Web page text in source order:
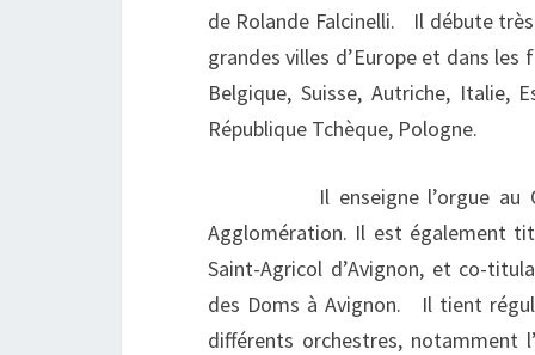
de Rolande Falcinelli. Il débute
grandes villes d’Europe et dans
Belgique, Suisse, Autriche, Italie,
République Tchèque, Pologne.
Il enseigne l’orgue au
Agglomération. Il est également
Saint-Agricol d’Avignon, et co-
des Doms à Avignon. Il tient
différents orchestres, notamment